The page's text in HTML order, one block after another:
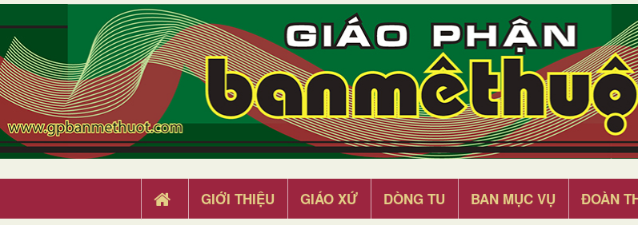
GIỚI THIỆU GIÁO XỨ DÒNG TU BAN MỤC VỤ ĐOÀN